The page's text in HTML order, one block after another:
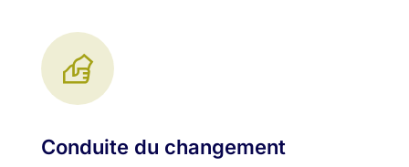
Conduite du changement